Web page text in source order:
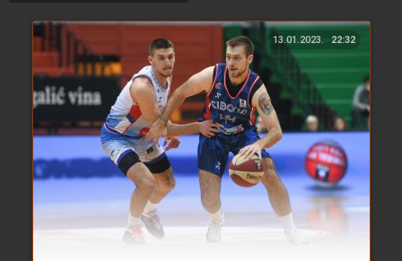
13.01.2023. 22:32